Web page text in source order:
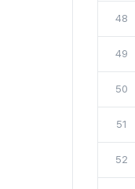
48
49
50
51
52